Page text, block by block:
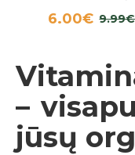
–
jūsų
6.00€ 9.99€